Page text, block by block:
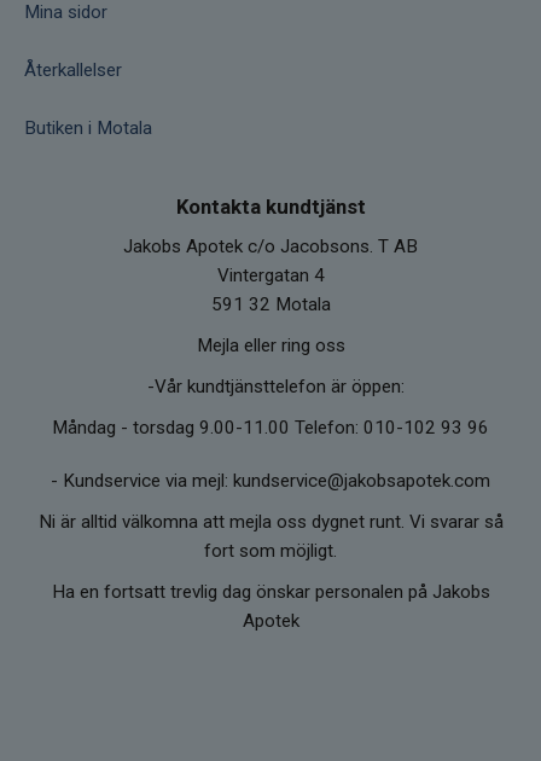
Mina sidor
Återkallelser
Butiken i Motala
Kontakta kundtjänst
Jakobs Apotek c/o Jacobsons. T AB
Vintergatan 4
591 32 Motala
Mejla eller ring oss
-Vår kundtjänsttelefon är öppen:
Måndag - torsdag 9.00-11.00 Telefon: 010-102 93 96
- Kundservice via mejl: kundservice@jakobsapotek.com
Ni är alltid välkomna att mejla oss dygnet runt. Vi svarar så
fort som möjligt.
Ha en fortsatt trevlig dag önskar personalen på Jakobs
Apotek